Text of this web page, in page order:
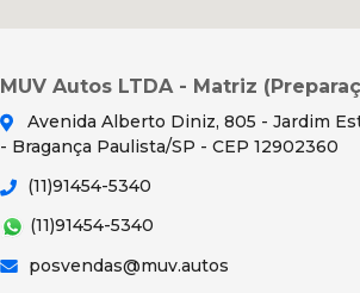
MUV Autos LTDA - Matriz
Avenida Alberto Diniz, 805 - Jardim
- Bragança Paulista/SP - CEP 12902360
(11)91454-5340
(11)91454-5340
posvendas@muv.autos